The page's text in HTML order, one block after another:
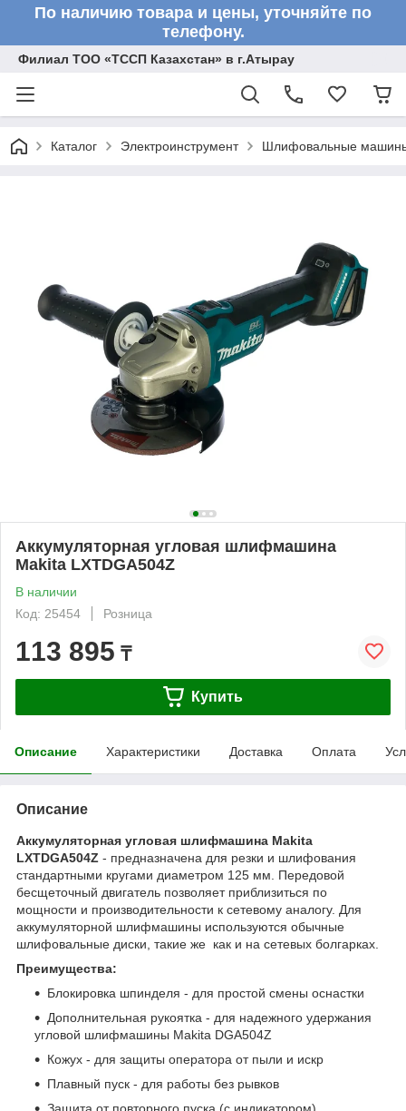
По наличию товара и цены, уточняйте по
телефону.
Филиал ТОО «ТССП Казахстан» в г.Атырау
Каталог Электроинструмент Шлифовальные
Аккумуляторная угловая шлифмашина
Makita LXTDGA504Z
В наличии
Код: 25454
Розница
113 895 ₸
Купить
Описание Характеристики Доставка Оплата
Описание
Аккумуляторная угловая шлифмашина Makita
LXTDGA504Z - предназначена для резки и шлифования
стандартными кругами диаметром 125 мм. Передовой
беcщеточный двигатель позволяет приблизиться по
мощности и производительности к сетевому аналогу. Для
аккумуляторной шлифмашины используются обычные
шлифовальные диски, такие же как и на сетевых болгарках.
Преимущества:
Блокировка шпинделя - для простой смены оснастки
Дополнительная рукоятка - для надежного удержания
угловой шлифмашины Makita DGA504Z
Кожух - для защиты оператора от пыли и искр
Плавный пуск - для работы без рывков
Защита от повторного пуска (с индикатором)